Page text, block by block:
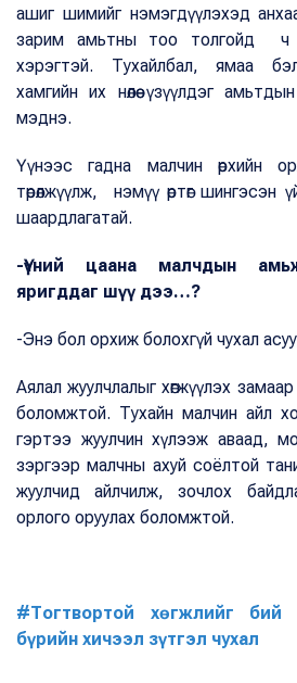
ашиг шимийг нэмэгдүүлэхэд
зарим амьтны тоо толгойд ч
хэрэгтэй. Тухайлбал, ямаа
хамгийн их нөлөө үзүүлдэг
мэднэ.
Үүнээс гадна малчин өрхийн
төрөлжүүлж, нэмүү өртөг шингэсэн
шаардлагатай.
-Үүний цаана малчдын
яригддаг шүү дээ…?
-Энэ бол орхиж болохгүй чухал
Аялал жуулчлалыг хөгжүүлэх
боломжтой. Тухайн малчин айл
гэртээ жуулчин хүлээж аваад,
зэргээр малчны ахуй соёлтой
жуулчид айлчилж, зочлох
орлого оруулах боломжтой.
#Тогтвортой хөгжлийг бий
бүрийн хичээл зүтгэл чухал